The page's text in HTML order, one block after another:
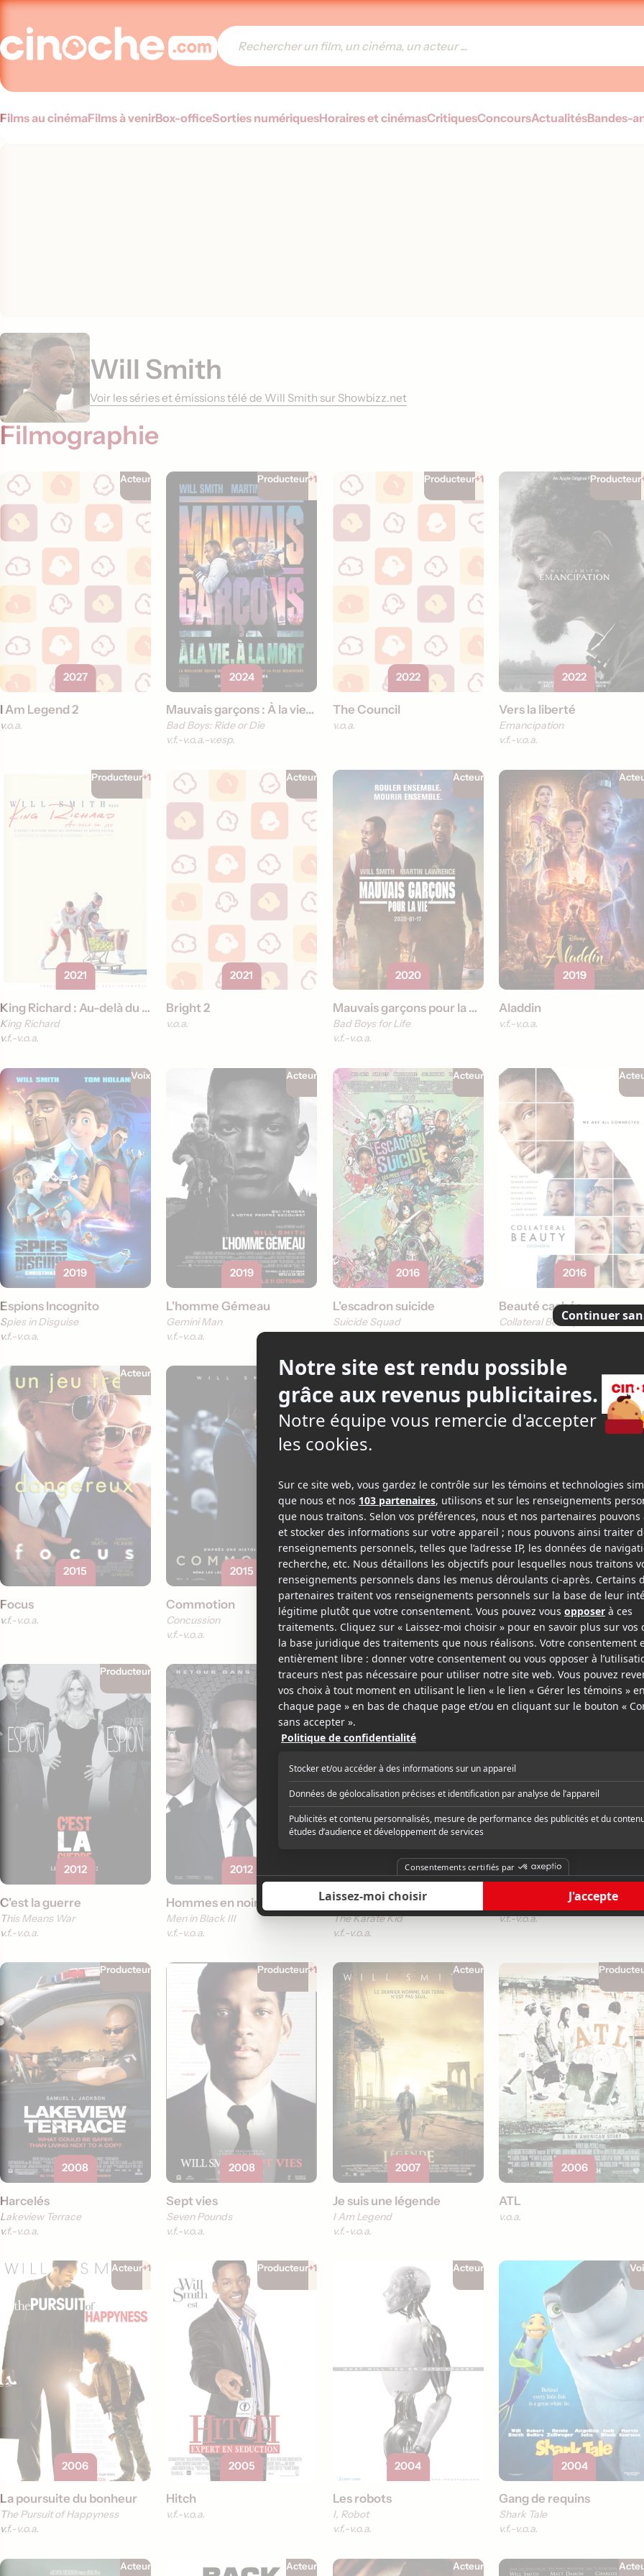
Films au cinémaFilms à venirBox-officeSorties numériquesHoraires et cinémasCritiquesConcoursActualitésBandes-
Will Smith
Voir les séries et émissions télé de Will Smith sur Showbizz.net
Filmographie
Acteur
2027
I Am Legend 2
v.o.a.
Producteur+1
2024
Mauvais garçons : À la vie, à la mort
Bad Boys: Ride or Die
v.f. v.o.a. v.esp.
Producteur+1
2022
The Council
v.o.a.
Producteur
2022
Vers la liberté
Emancipation
v.f. v.o.a.
Producteur+1
2021
King Richard : Au-delà du jeu
King Richard
v.f. v.o.a.
Acteur
2021
Bright 2
v.o.a.
Acteur
2020
Mauvais garçons pour la vie
Bad Boys for Life
v.f. v.o.a.
2019
Aladdin
v.f. v.o.a.
Voix
2019
Espions Incognito
Spies in Disguise
v.f. v.o.a.
Acteur
2019
L'homme Gémeau
Gemini Man
v.f. v.o.a.
Acteur
2016
L'escadron suicide
Suicide Squad
v.f. v.o.a.
2016
Beauté cachée
Collateral Beauty
v.f. v.o.a.
Acteur
2015
Focus
v.f. v.o.a.
Acteur
2015
Commotion
Concussion
v.f. v.o.a.
Producteur
2014
Annie
v.o.a.
Acteur
2013
Après la terre
After Earth
v.f. v.o.a.
Producteur
2012
C'est la guerre
This Means War
v.f. v.o.a.
Acteur
2012
Hommes en noir 3
Men in Black III
v.f. v.o.a.
Producteur
2010
Le karaté kid
The Karate Kid
v.f. v.o.a.
Producteur
2008
v.f. v.o.a.
Producteur
2008
Harcelés
Lakeview Terrace
v.f. v.o.a.
Producteur+1
2008
Sept vies
Seven Pounds
v.f. v.o.a.
Acteur
2007
Je suis une légende
I Am Legend
v.f. v.o.a.
2006
ATL
v.o.a.
Acteur+1
2006
La poursuite du bonheur
The Pursuit of Happyness
v.f. v.o.a.
Producteur+1
2005
Hitch
v.f. v.o.a.
Acteur
2004
Les robots
I, Robot
v.f. v.o.a.
2004
Gang de requins
Shark Tale
v.f. v.o.a.
Acteur Acteur Acteur